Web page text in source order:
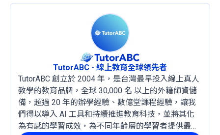
TutorABC - 線上教育全球領先者
TutorABC 創立於 2004 年，是台灣最早投入線上真人
教學的教育品牌，全球 30,000 名 以上的外籍師資儲
備，超過 20 年的辦學經驗、數億堂課程經驗，讓我
們得以導入 AI 工具和持續推進教育科技，並將其化
為有感的學習成效，為不同年齡層的學習者提供最穩